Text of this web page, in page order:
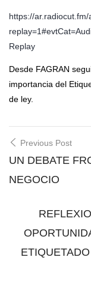
https://
Replay
Desde FAGRAN
importancia del
de ley.
Post
Previous Post
UN DEBATE
NEGOCIO